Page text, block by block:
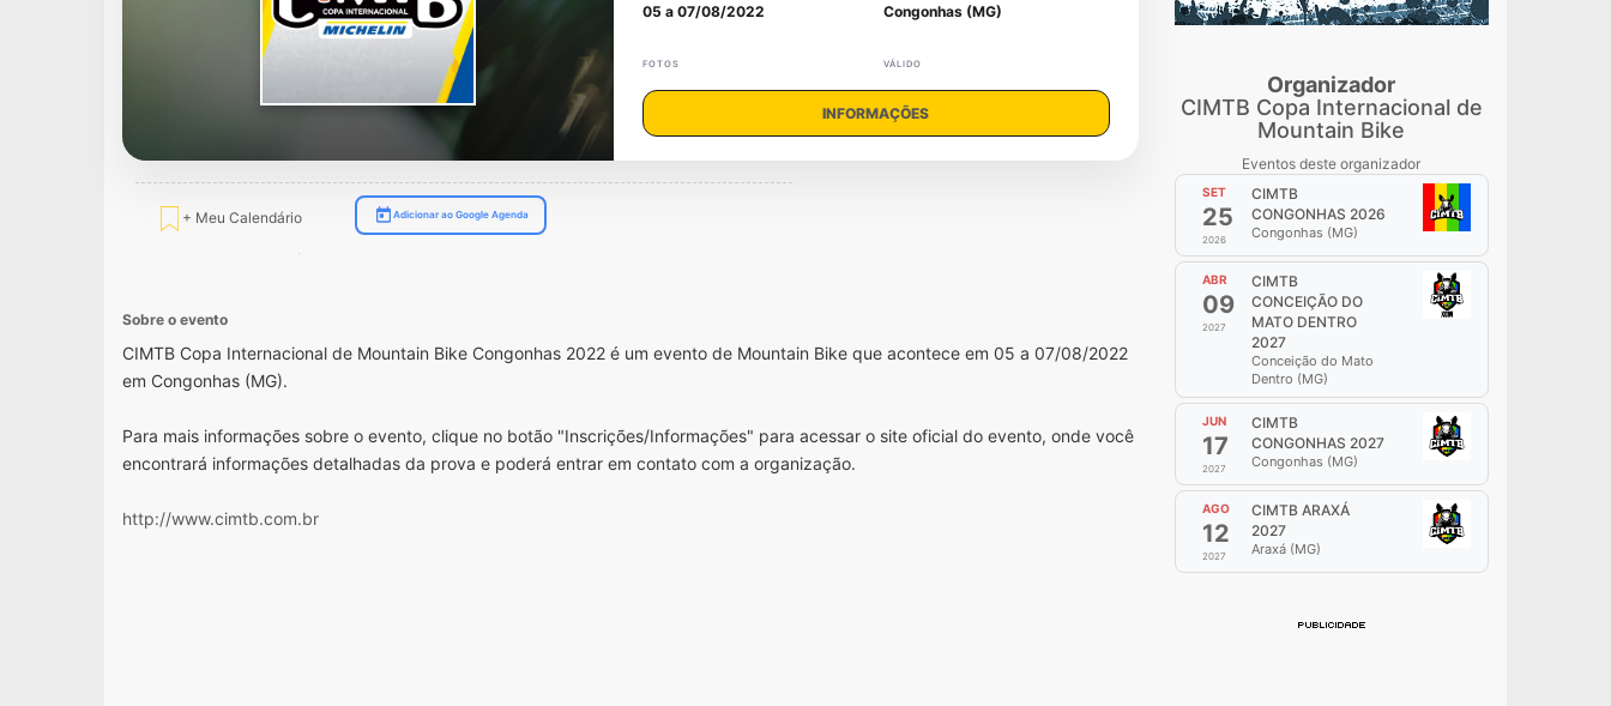
05 a 07/08/2022 Congonhas (MG)
FOTOS VÁLIDO
INFORMAÇÕES
+ Meu Calendário Adicionar ao Google Agenda
Sobre o evento
CIMTB Copa Internacional de Mountain Bike Congonhas 2022 é um evento de Mountain Bike que acontece em 05 a 07/08/2022
em Congonhas (MG).
Para mais informações sobre o evento, clique no botão "Inscrições/Informações" para acessar o site oficial do evento, onde você
encontrará informações detalhadas da prova e poderá entrar em contato com a organização.
http://www.cimtb.com.br
Organizador
CIMTB Copa Internacional de
Mountain Bike
Eventos deste organizador
SET
25
2026
CIMTB
CONGONHAS 2026
Congonhas (MG)
ABR
09
2027
CIMTB
CONCEIÇÃO DO
MATO DENTRO
2027
Conceição do Mato
Dentro (MG)
JUN
17
2027
CIMTB
CONGONHAS 2027
Congonhas (MG)
AGO
12
2027
CIMTB ARAXÁ
2027
Araxá (MG)